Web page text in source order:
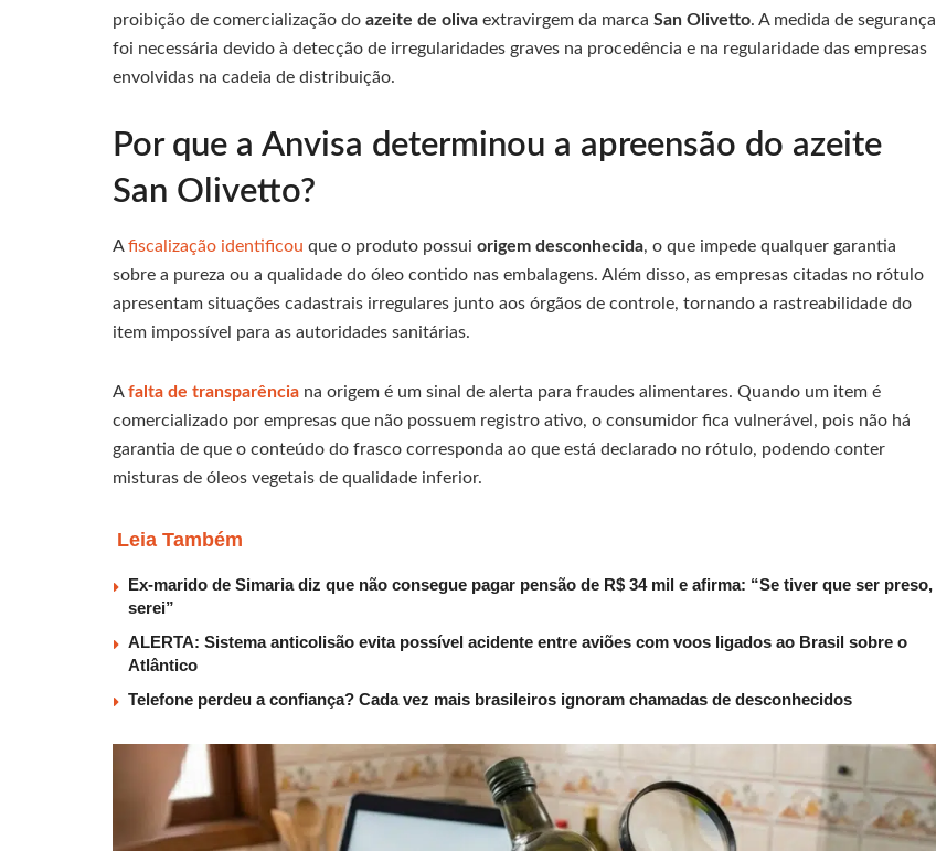
proibição de comercialização do azeite de oliva extravirgem da marca San Olivetto. A medida de segurança
foi necessária devido à detecção de irregularidades graves na procedência e na regularidade das empresas
envolvidas na cadeia de distribuição.
Por que a Anvisa determinou a apreensão do azeite
San Olivetto?
Afiscalização identificou que o produto possui origem desconhecida, o que impede qualquer garantia
sobre a pureza ou a qualidade do óleo contido nas embalagens. Além disso, as empresas citadas no rótulo
apresentam situações cadastrais irregulares junto aos órgãos de controle, tornando a rastreabilidade do
item impossível para as autoridades sanitárias.
Afalta de transparência na origem é um sinal de alerta para fraudes alimentares. Quando um item é
comercializado por empresas que não possuem registro ativo, o consumidor fica vulnerável, pois não há
garantia de que o conteúdo do frasco corresponda ao que está declarado no rótulo, podendo conter
misturas de óleos vegetais de qualidade inferior.
Leia Também
Ex-marido de Simaria diz que não consegue pagar pensão de R$ 34 mil e afirma: “Se tiver que ser preso,
serei”
ALERTA: Sistema anticolisão evita possível acidente entre aviões com voos ligados ao Brasil sobre o
Atlântico
Telefone perdeu a confiança? Cada vez mais brasileiros ignoram chamadas de desconhecidos